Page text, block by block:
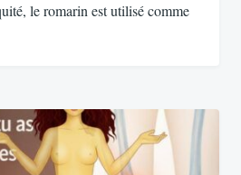
le romarin est utilisé comme